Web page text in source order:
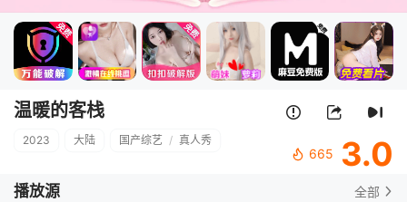
温暖的客栈
2023 大陆 国产综艺 / 真人秀
665 3.0
播放源 全部